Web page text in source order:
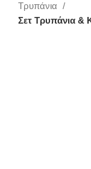
Τρυπάνια
Σετ Τρυπάνια &